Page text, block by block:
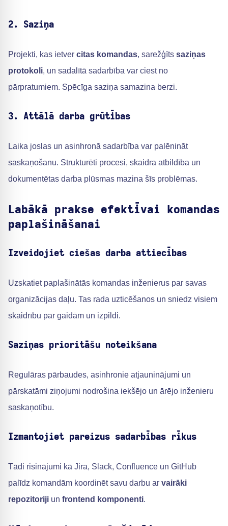
2. Saziņa
Projekti, kas ietver citas komandas, sarežģīts saziņas
protokoli, un sadalītā sadarbība var ciest no
pārpratumiem. Spēcīga saziņa samazina berzi.
3. Attālā darba grūtības
Laika joslas un asinhronā sadarbība var palēnināt
saskaņošanu. Strukturēti procesi, skaidra atbildība un
dokumentētas darba plūsmas mazina šīs problēmas.
Labākā prakse efektīvai komandas
paplašināšanai
Izveidojiet ciešas darba attiecības
Uzskatiet paplašinātās komandas inženierus par savas
organizācijas daļu. Tas rada uzticēšanos un sniedz visiem
skaidrību par gaidām un izpildi.
Saziņas prioritāšu noteikšana
Regulāras pārbaudes, asinhronie atjauninājumi un
pārskatāmi ziņojumi nodrošina iekšējo un ārējo inženieru
saskaņotību.
Izmantojiet pareizus sadarbības rīkus
Tādi risinājumi kā Jira, Slack, Confluence un GitHub
palīdz komandām koordinēt savu darbu ar vairāki
repozitoriji un frontend komponenti.